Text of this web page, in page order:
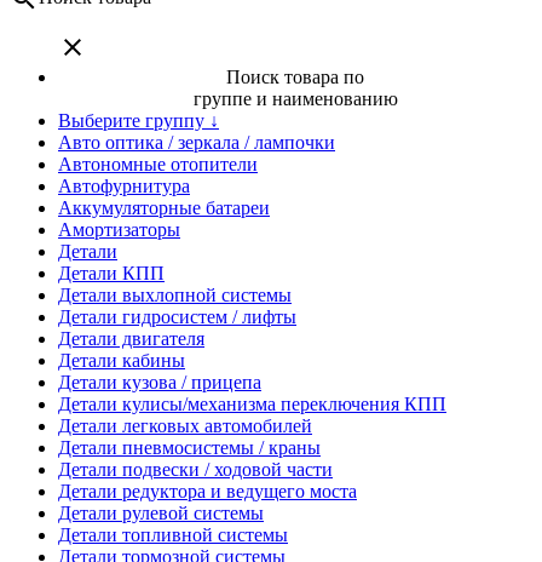
close
Поиск товара по
группе и наименованию
Выберите группу ↓
Авто оптика / зеркала / лампочки
Автономные отопители
Автофурнитура
Аккумуляторные батареи
Амортизаторы
Детали
Детали КПП
Детали выхлопной системы
Детали гидросистем / лифты
Детали двигателя
Детали кабины
Детали кузова / прицепа
Детали кулисы/механизма переключения КПП
Детали легковых автомобилей
Детали пневмосистемы / краны
Детали подвески / ходовой части
Детали редуктора и ведущего моста
Детали рулевой системы
Детали топливной системы
Детали тормозной системы